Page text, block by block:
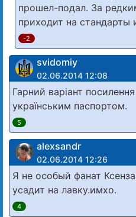
прошел-подал. За
приходит на стандарты
-2
svidomiy
02.06.2014 12:08
Гарний варіант
українським паспортом.
5
alexsandr
02.06.2014 12:26
Я не особый фанат
усадит на лавку.имхо.
4